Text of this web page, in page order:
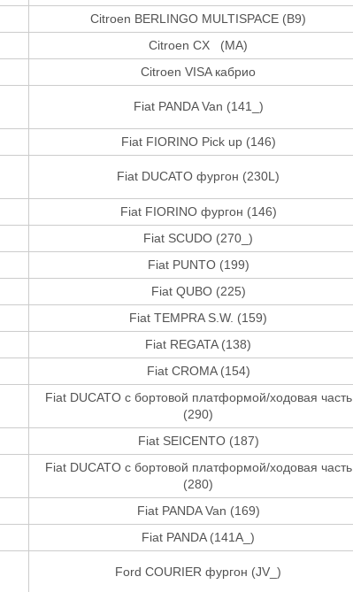
Citroen BERLINGO MULTISPACE (B9)
Citroen CX (MA)
Citroen VISA кабрио
Fiat PANDA Van (141_)
Fiat FIORINO Pick up (146)
Fiat DUCATO фургон (230L)
Fiat FIORINO фургон (146)
Fiat SCUDO (270_)
Fiat PUNTO (199)
Fiat QUBO (225)
Fiat TEMPRA S.W. (159)
Fiat REGATA (138)
Fiat CROMA (154)
Fiat DUCATO c бортовой платформой/ходовая часть
(290)
Fiat SEICENTO (187)
Fiat DUCATO c бортовой платформой/ходовая часть
(280)
Fiat PANDA Van (169)
Fiat PANDA (141A_)
Ford COURIER фургон (JV_)